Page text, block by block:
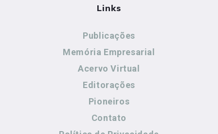
Links
Publicações
Memória Empresarial
Acervo Virtual
Editorações
Pioneiros
Contato